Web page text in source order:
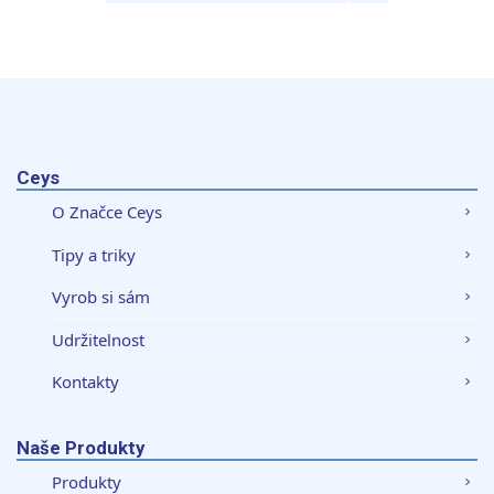
Ceys
O Značce Ceys
Tipy a triky
Vyrob si sám
Udržitelnost
Kontakty
Naše Produkty
Produkty